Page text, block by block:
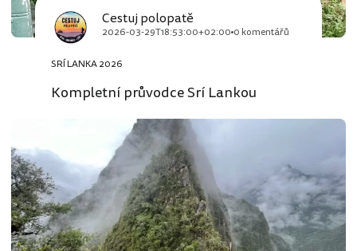
Cestuj polopatě
2026-03-29T18:53:00+02:00 0 komentářů
SRÍ LANKA 2026
Kompletní průvodce Srí Lankou